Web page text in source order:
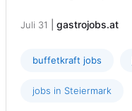
Juli 31 gastrojobs.at
buffetkraft jobs
jobs in Steiermark